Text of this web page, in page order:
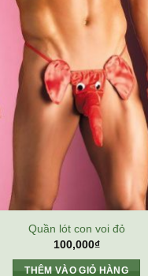
Quần lót con voi đỏ
100,000₫
THÊM VÀO GIỎ HÀNG